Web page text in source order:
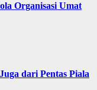
Organisasi Umat
dari Pentas Piala